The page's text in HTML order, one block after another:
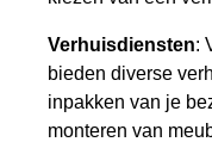
Verhuisdiensten:
bieden diverse
inpakken van je
monteren van